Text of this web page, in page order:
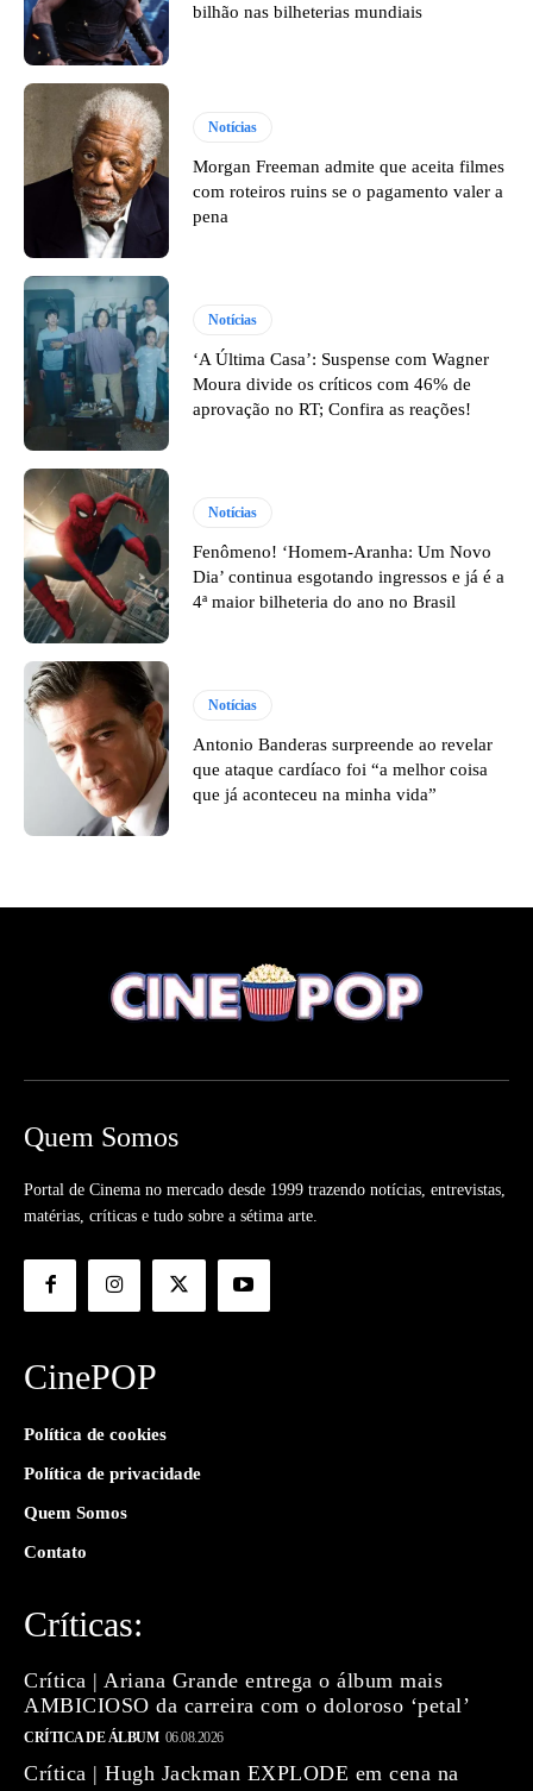
bilhão nas bilheterias mundiais
Notícias
Morgan Freeman admite que aceita filmes
com roteiros ruins se o pagamento valer a
pena
Notícias
‘A Última Casa’: Suspense com Wagner
Moura divide os críticos com 46% de
aprovação no RT; Confira as reações!
Notícias
Fenômeno! ‘Homem-Aranha: Um Novo
Dia’ continua esgotando ingressos e já é a
4ª maior bilheteria do ano no Brasil
Notícias
Antonio Banderas surpreende ao revelar
que ataque cardíaco foi “a melhor coisa
que já aconteceu na minha vida”
Quem Somos
Portal de Cinema no mercado desde 1999 trazendo notícias, entrevistas,
matérias, críticas e tudo sobre a sétima arte.
CinePOP
Política de cookies
Política de privacidade
Quem Somos
Contato
Críticas:
Crítica | Ariana Grande entrega o álbum mais
AMBICIOSO da carreira com o doloroso ‘petal’
CRÍTICA DE ÁLBUM 06.08.2026
Crítica | Hugh Jackman EXPLODE em cena na